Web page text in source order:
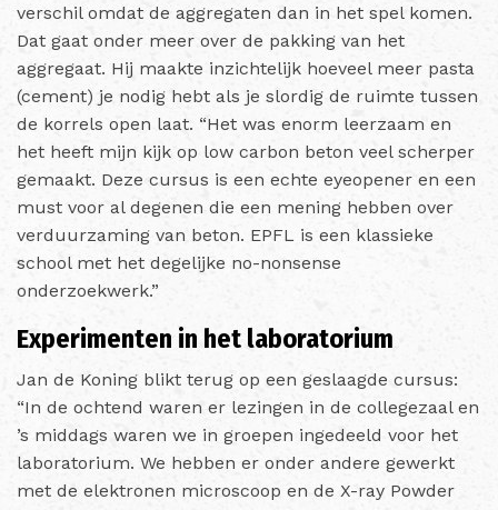
verschil omdat de aggregaten dan in het spel komen.
Dat gaat onder meer over de pakking van het
aggregaat. Hij maakte inzichtelijk hoeveel meer pasta
(cement) je nodig hebt als je slordig de ruimte tussen
de korrels open laat. “Het was enorm leerzaam en
het heeft mijn kijk op low carbon beton veel scherper
gemaakt. Deze cursus is een echte eyeopener en een
must voor al degenen die een mening hebben over
verduurzaming van beton. EPFL is een klassieke
school met het degelijke no-nonsense
onderzoekwerk.”
Experimenten in het laboratorium
Jan de Koning blikt terug op een geslaagde cursus:
“In de ochtend waren er lezingen in de collegezaal en
’s middags waren we in groepen ingedeeld voor het
laboratorium. We hebben er onder andere gewerkt
met de elektronen microscoop en de X-ray Powder